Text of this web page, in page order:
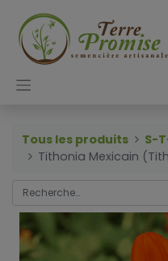
Tous les produits
S-
Tithonia Mexicain